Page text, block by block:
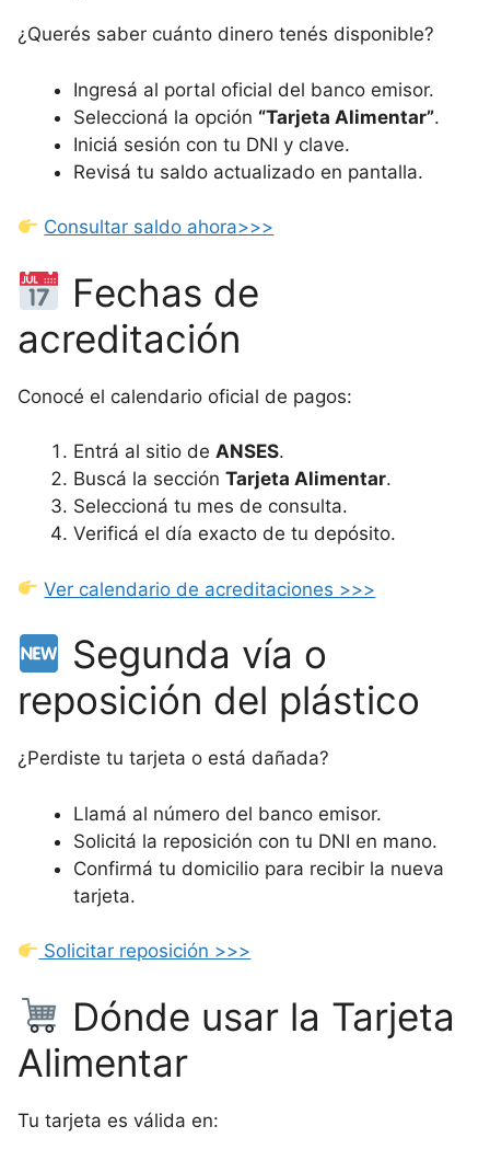
¿Querés saber cuánto dinero tenés disponible?
Ingresá al portal oficial del banco emisor.
Seleccioná la opción “Tarjeta Alimentar”.
Iniciá sesión con tu DNI y clave.
Revisá tu saldo actualizado en pantalla.
Consultar saldo ahora>>>
Fechas de
acreditación
Conocé el calendario oficial de pagos:
Entrá al sitio de ANSES.
Buscá la sección Tarjeta Alimentar.
Seleccioná tu mes de consulta.
Verificá el día exacto de tu depósito.
Ver calendario de acreditaciones >>>
Segunda vía o
reposición del plástico
¿Perdiste tu tarjeta o está dañada?
Llamá al número del banco emisor.
Solicitá la reposición con tu DNI en mano.
Confirmá tu domicilio para recibir la nueva
tarjeta.
Solicitar reposición >>>
Dónde usar la Tarjeta
Alimentar
Tu tarjeta es válida en: